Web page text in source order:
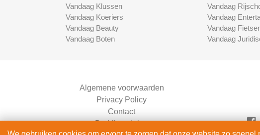
Vandaag Klussen
Vandaag Koeriers
Vandaag Beauty
Vandaag Boten
Vandaag
Vandaag
Vandaag
Vandaag
Algemene voorwaarden
Privacy Policy
Contact
Bedrijven Inlog